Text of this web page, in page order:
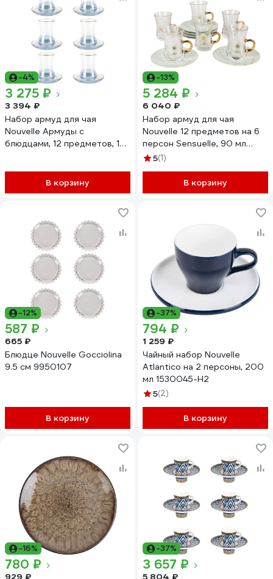
-4%
3 275 ₽
3 394 ₽
Набор армуд для чая
Nouvelle Армуды с
блюдцами, 12 предметов, 125
В корзину
-13%
5 284 ₽
6 040 ₽
Набор армуд для чая
Nouvelle 12 предметов на 6
персон Sensuelle, 90 мл
0970015
5(1)
В корзину
-12%
587 ₽
665 ₽
Блюдце Nouvelle Gocciolina
9.5 см 9950107
В корзину
-37%
794 ₽
1 259 ₽
Чайный набор Nouvelle
Atlantico на 2 персоны, 200
мл 1530045-Н2
5(2)
В корзину
-16%
780 ₽
929 ₽
-37%
3 657 ₽
5 804 ₽